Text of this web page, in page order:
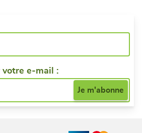
votre e-mail :